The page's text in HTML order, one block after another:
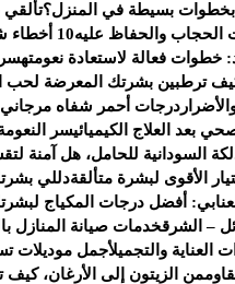
بخطوات بسيطة في المنزل؟
والحفاظ عليه10 أخطاء شائعة تفسد روتين العناية بالبشرة
خطوات فعالة لاستعادة نعومتهسر
ترطبين بشرتك المعرضة لحب
درجات أحمر شفاه
بعد العلاج الكيميائيسر
السودانية للحامل، هل آمنة
الأقوى لبشرة متألقةدللي
أفضل درجات المكياج
– الشرقخدمات صيانة المنازل
والتجميلأجمل موديلات
من الزيتون إلى الأرغان،